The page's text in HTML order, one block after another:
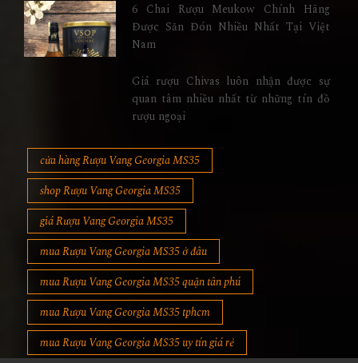
6 Chai Rượu Meukow Chính Hãng
Được Săn Đón Nhiều Nhất Tại Việt
Nam
Giá rượu Chivas luôn nhận được sự
quan tâm nhiều nhất từ những tín đồ
rượu ngoại
cửa hàng Rượu Vang Georgia MS35
shop Rượu Vang Georgia MS35
giá Rượu Vang Georgia MS35
mua Rượu Vang Georgia MS35 ở đâu
mua Rượu Vang Georgia MS35 quận tân phú
mua Rượu Vang Georgia MS35 tphcm
mua Rượu Vang Georgia MS35 uy tín giá rẻ